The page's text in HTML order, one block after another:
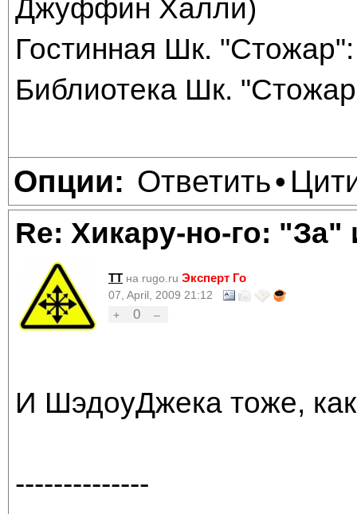
Джуффин Халли)
Гостинная Шк.
Библиотека Шк.
Опции: Ответить•
Re: Хикару-но-го:
TT на rugo.ru Эксперт Го
07, April, 2009 21:12
+
0 –
И ШэдоуДжека тоже,
--------------